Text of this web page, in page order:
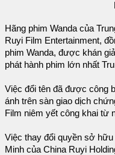
Hãng phim Wanda của
Ruyi Film Entertainment,
phim Wanda, được khán
phát hành phim lớn nhất
Việc đổi tên đã được công
ánh trên sàn giao dịch
Film niêm yết công khai từ
Việc thay đổi quyền sở
Minh của China Ruyi